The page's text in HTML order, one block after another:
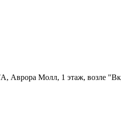
Аврора Молл, 1 этаж, возле